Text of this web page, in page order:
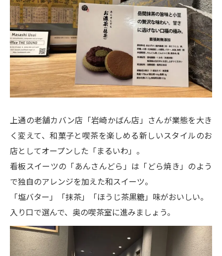
上通の老舗カバン店「岩崎かばん店」さんが業態を大き
く変えて、和菓子と喫茶を楽しめる新しいスタイルのお
店としてオープンした「まるいわ」。
看板スイーツの「あんさんどら」は「どら焼き」のよう
で独自のアレンジを加えた和スイーツ。
「塩バター」「抹茶」「ほうじ茶黒糖」味がおいしい。
入り口で選んで、奥の喫茶室に進みましょう。